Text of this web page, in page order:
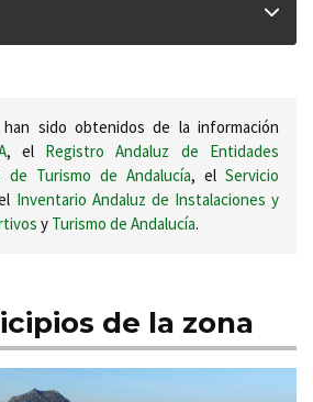
sido obtenidos de la información
, el Registro Andaluz de Entidades
de Turismo de Andalucía, el Servicio
Inventario Andaluz de Instalaciones y
y Turismo de Andalucía.
de la zona